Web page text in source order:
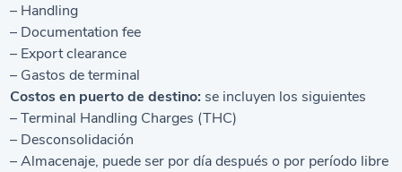
– Handling
– Documentation fee
– Export clearance
– Gastos de terminal
Costos en puerto de destino: se incluyen los siguientes
– Terminal Handling Charges (THC)
– Desconsolidación
– Almacenaje, puede ser por día después o por período libre